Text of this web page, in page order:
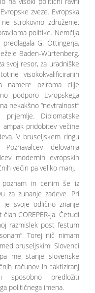
zveze. Evropska
strokovno združenje.
politike. Nemčija
G. Öttingerja,
Baden-Würtenberg.
svoj resor, za uradniške
visokokvalificiranih
namere oziroma cilje
podporo Evropskega
nekakšno “nevtralnost”
Diplomatske
pridobitev večine
V bruseljskem ringu
delovanja
modernih evropskih
večin pa veliko manj.
poznam in cenim še iz
za zunanje zadeve. Pri
je svoje odlično znanje
COREPER-ja. Četudi
razmislek post festum
Torej nič nimam
bruseljskimi Slovenci
me stanje slovenske
računov in taktiziranj
predložiti
političnega imena.